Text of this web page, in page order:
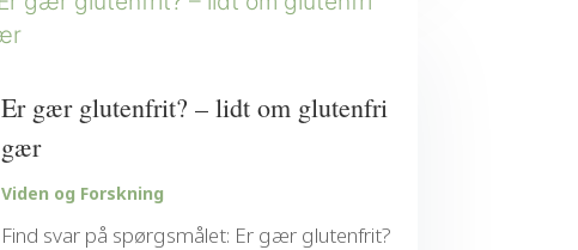
Er gær glutenfrit? – lidt om glutenfri
gær
Viden og Forskning
Find svar på spørgsmålet: Er gær glutenfrit?